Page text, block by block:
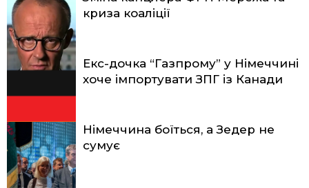
криза коаліції
Екс-дочка “Газпрому” у Німеччині
хоче імпортувати ЗПГ із Канади
Німеччина боїться, а Зедер не
сумує